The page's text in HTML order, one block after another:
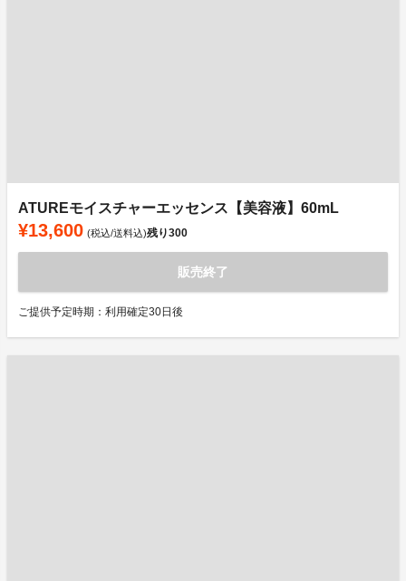
ATUREモイスチャーエッセンス【美容液】60mL
¥13,600 (税込/送料込)残り300
販売終了
ご提供予定時期：利用確定30日後